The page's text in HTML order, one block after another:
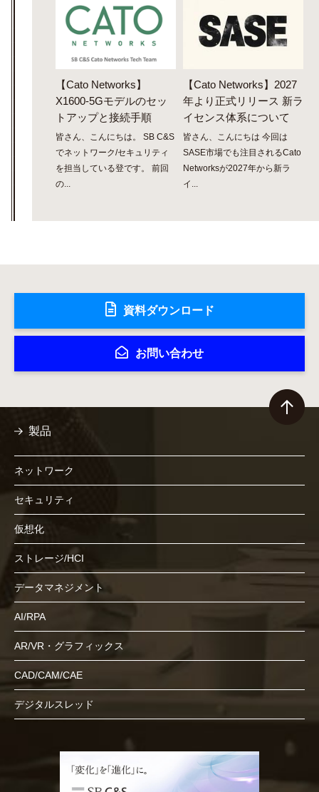
【Cato Networks】
X1600-5Gモデルのセッ
トアップと接続手順
皆さん、こんにちは。 SB C&S
でネットワーク/セキュリティ
を担当している登です。 前回
の...
【Cato Networks】2027
年より正式リリース 新ラ
イセンス体系について
皆さん、こんにちは 今回は
SASE市場でも注目されるCato
Networksが2027年から新ラ
イ...
資料ダウンロード
お問い合わせ
製品
ネットワーク
セキュリティ
仮想化
ストレージ/HCI
データマネジメント
AI/RPA
AR/VR・グラフィックス
CAD/CAM/CAE
デジタルスレッド